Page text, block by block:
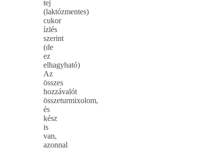
tej
(laktózmentes)
cukor
ízlés
szerint
(de
ez
elhagyható)
Az
összes
hozzávalót
összeturmixolom,
és
kész
is
van,
azonnal